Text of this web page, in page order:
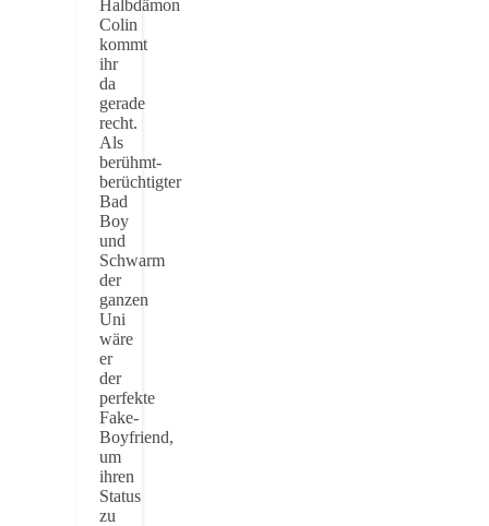
Halbdämon
Colin
kommt
ihr
da
gerade
recht.
Als
berühmt-
berüchtigter
Bad
Boy
und
Schwarm
der
ganzen
Uni
wäre
er
der
perfekte
Fake-
Boyfriend,
um
ihren
Status
zu